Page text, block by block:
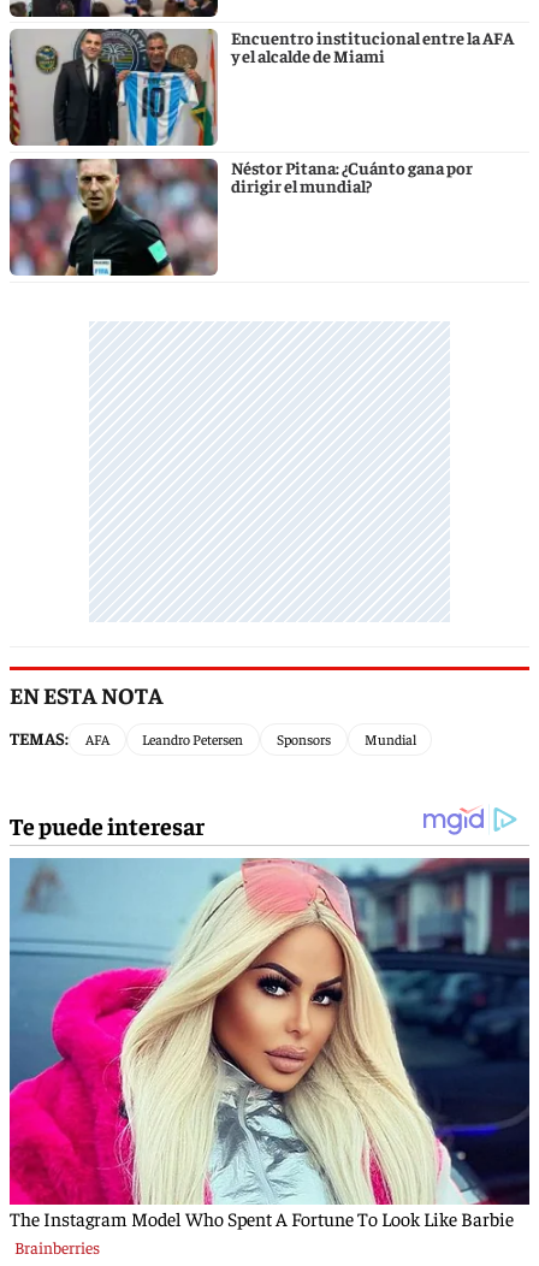
Encuentro institucional entre la AFA
y el alcalde de Miami
Néstor Pitana: ¿Cuánto gana por
dirigir el mundial?
EN ESTA NOTA
TEMAS: AFA Leandro Petersen Sponsors Mundial